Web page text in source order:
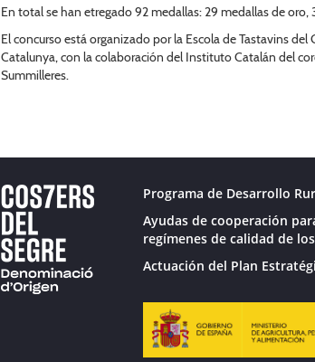
En total se han etregado 92 medallas: 29 medallas de oro,
El concurso está organizado por la Escola de Tastavins
Catalunya, con la colaboración del Instituto Catalán del
Summilleres.
Programa de Desarrollo
Ayudas de cooperación
regímenes de calidad de
Actuación del Plan